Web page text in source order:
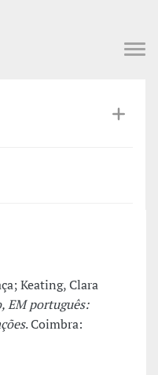
Keating, Clara
EM português:
. Coimbra: